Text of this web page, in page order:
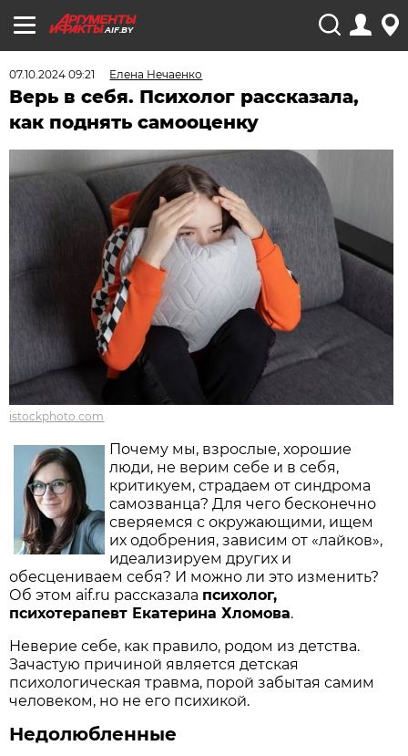
AIF.BY
07.10.2024 09:21 Елена Нечаенко
Верь в себя. Психолог рассказала,
как поднять самооценку
istockphoto.com
Почему мы, взрослые, хорошие
люди, не верим себе и в себя,
критикуем, страдаем от синдрома
самозванца? Для чего бесконечно
сверяемся с окружающими, ищем
их одобрения, зависим от «лайков»,
идеализируем других и
обесцениваем себя? И можно ли это изменить?
Об этом aif.ru рассказала психолог,
психотерапевт Екатерина Хломова.
Неверие себе, как правило, родом из детства.
Зачастую причиной является детская
психологическая травма, порой забытая самим
человеком, но не его психикой.
Недолюбленные